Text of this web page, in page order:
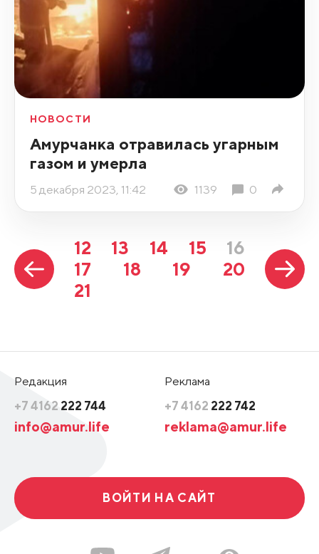
НОВОСТИ
Амурчанка отравилась угарным
газом и умерла
5 декабря 2023, 11:42 1139 0
12 13 14 15
16
17
18 19
20
21
Редакция
+7 4162 222 744
info@amur.life
Реклама
+7 4162 222 742
reklama@amur.life
ВОЙТИ НА САЙТ